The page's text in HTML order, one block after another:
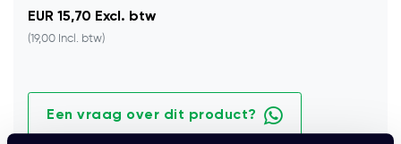
EUR 15,70 Excl. btw
(19,00 Incl. btw)
Een vraag over dit product?